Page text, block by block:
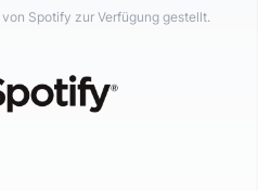
Spotify zur Verfügung gestellt.